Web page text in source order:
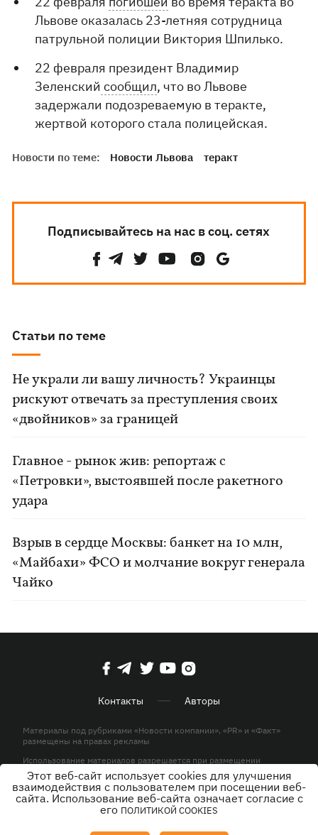
Львове оказалась 23-летняя сотрудница
патрульной полиции Виктория Шпилько.
22 февраля президент Владимир
Зеленский сообщил, что во Львове
задержали подозреваемую в теракте,
жертвой которого стала полицейская.
Новости по теме: Новости Львова теракт
Подписывайтесь на нас в соц. сетях
Статьи по теме
Не украли ли вашу личность? Украинцы
рискуют отвечать за преступления своих
«двойников» за границей
Главное - рынок жив: репортаж с
«Петровки», выстоявшей после ракетного
удара
Взрыв в сердце Москвы: банкет на 10 млн,
«Майбахи» ФСО и молчание вокруг генерала
Чайко
Контакты Авторы
Материалы под рубриками «Новости компании», «PR» и «Факт»
размещены на правах рекламы
Использование материалов разрешается при размещении
активной гиперссылки на KP.UA в первом абзаце.
© ООО «ЮЛАВ МЕДИА»,2026. Все права защищены.
Этот веб-сайт использует cookies для улучшения
взаимодействия с пользователем при посещении веб-
сайта. Использование веб-сайта означает согласие с
его ПОЛИТИКОЙ COOKIES